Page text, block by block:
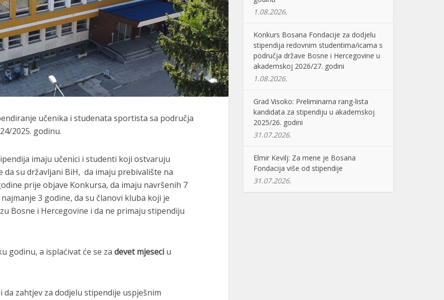
učenika i studenata sportista sa područja
2025. godinu.
imaju učenici i studenti koji ostvaruju
su državljani BiH, da imaju prebivalište na
prije objave Konkursa, da imaju navršenih 7
3 godine, da su članovi kluba koji je
Bosne i Hercegovine i da ne primaju stipendiju
godinu, a isplaćivat će se za devet mjeseci u
zahtjev za dodjelu stipendije uspješnim
1.08.2026.
Konkurs Bosana Fondacije za dodjelu
stipendija redovnim studentima/icama s
područja države Bosne i Hercegovine u
akademskoj 2026/27. godini
1.08.2026.
Grad Visoko: Preliminarna rang-lista
kandidata za stipendiju u akademskoj
2025/26. godini
31.07.2026.
Elmir Kevilj: Za mene je Bosana
Fondacija više od stipendije
31.07.2026.